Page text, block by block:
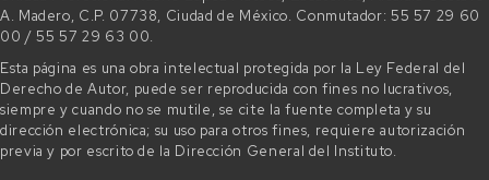
A. Madero, C.P. 07738, Ciudad de México. Conmutador: 55 57 29 60
00 / 55 57 29 63 00.
Esta página es una obra intelectual protegida por la Ley Federal del
Derecho de Autor, puede ser reproducida con fines no lucrativos,
siempre y cuando no se mutile, se cite la fuente completa y su
dirección electrónica; su uso para otros fines, requiere autorización
previa y por escrito de la Dirección General del Instituto.